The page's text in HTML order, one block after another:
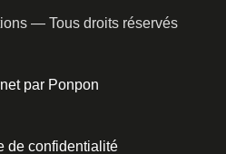
— Tous droits réservés
par Ponpon
de confidentialité